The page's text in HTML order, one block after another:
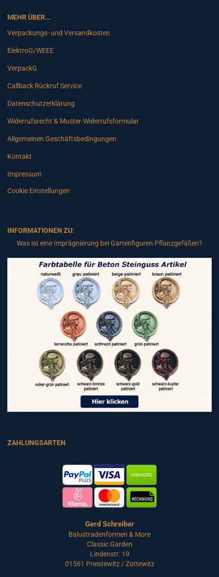
MEHR ÜBER...
Verpackungs- und Versandkosten
ElektroG/WEEE
VerpackG
Callback Rückruf Service
Datenschutzerklärung
Widerrufsrecht & Muster-Widerrufsformular
Allgemeinen Geschäftsbedingungen
Kontakt
Impressum
Cookie Einstellungen
INFORMATIONEN ZU:
Was ist eine Imprägnierung bei Gartenfiguren Pflanzgefäßen?
ZAHLUNGSARTEN
Gerd Schreiber
Balustradenformen & More
Classic Garden
Lindenstr. 19
01561 Priestewitz / Zottewitz